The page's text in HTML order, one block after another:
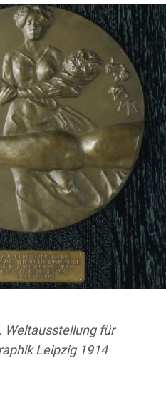
Weltausstellung für
Leipzig 1914